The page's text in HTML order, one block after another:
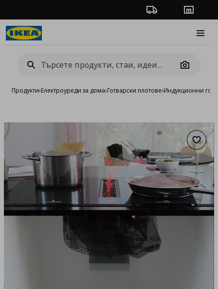
Проследяване на
Camera
Продукти›Електроуреди за дома›Готварски плотове›Индукционни